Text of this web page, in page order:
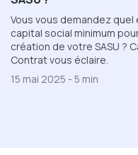
Vous vous demandez quel
capital social minimum
création de votre SASU ?
Contrat vous éclaire.
15 mai 2025 - 5 min